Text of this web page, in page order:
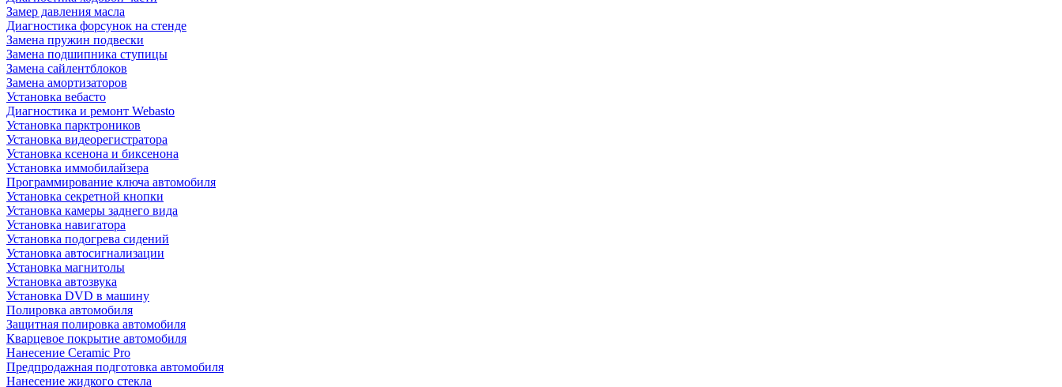
Замер давления масла
Диагностика форсунок на стенде
Замена пружин подвески
Замена подшипника ступицы
Замена сайлентблоков
Замена амортизаторов
Установка вебасто
Диагностика и ремонт Webasto
Установка парктроников
Установка видеорегистратора
Установка ксенона и биксенона
Установка иммобилайзера
Программирование ключа автомобиля
Установка секретной кнопки
Установка камеры заднего вида
Установка навигатора
Установка подогрева сидений
Установка автосигнализации
Установка магнитолы
Установка автозвука
Установка DVD в машину
Полировка автомобиля
Защитная полировка автомобиля
Кварцевое покрытие автомобиля
Нанесение Ceramic Pro
Предпродажная подготовка автомобиля
Нанесение жидкого стекла